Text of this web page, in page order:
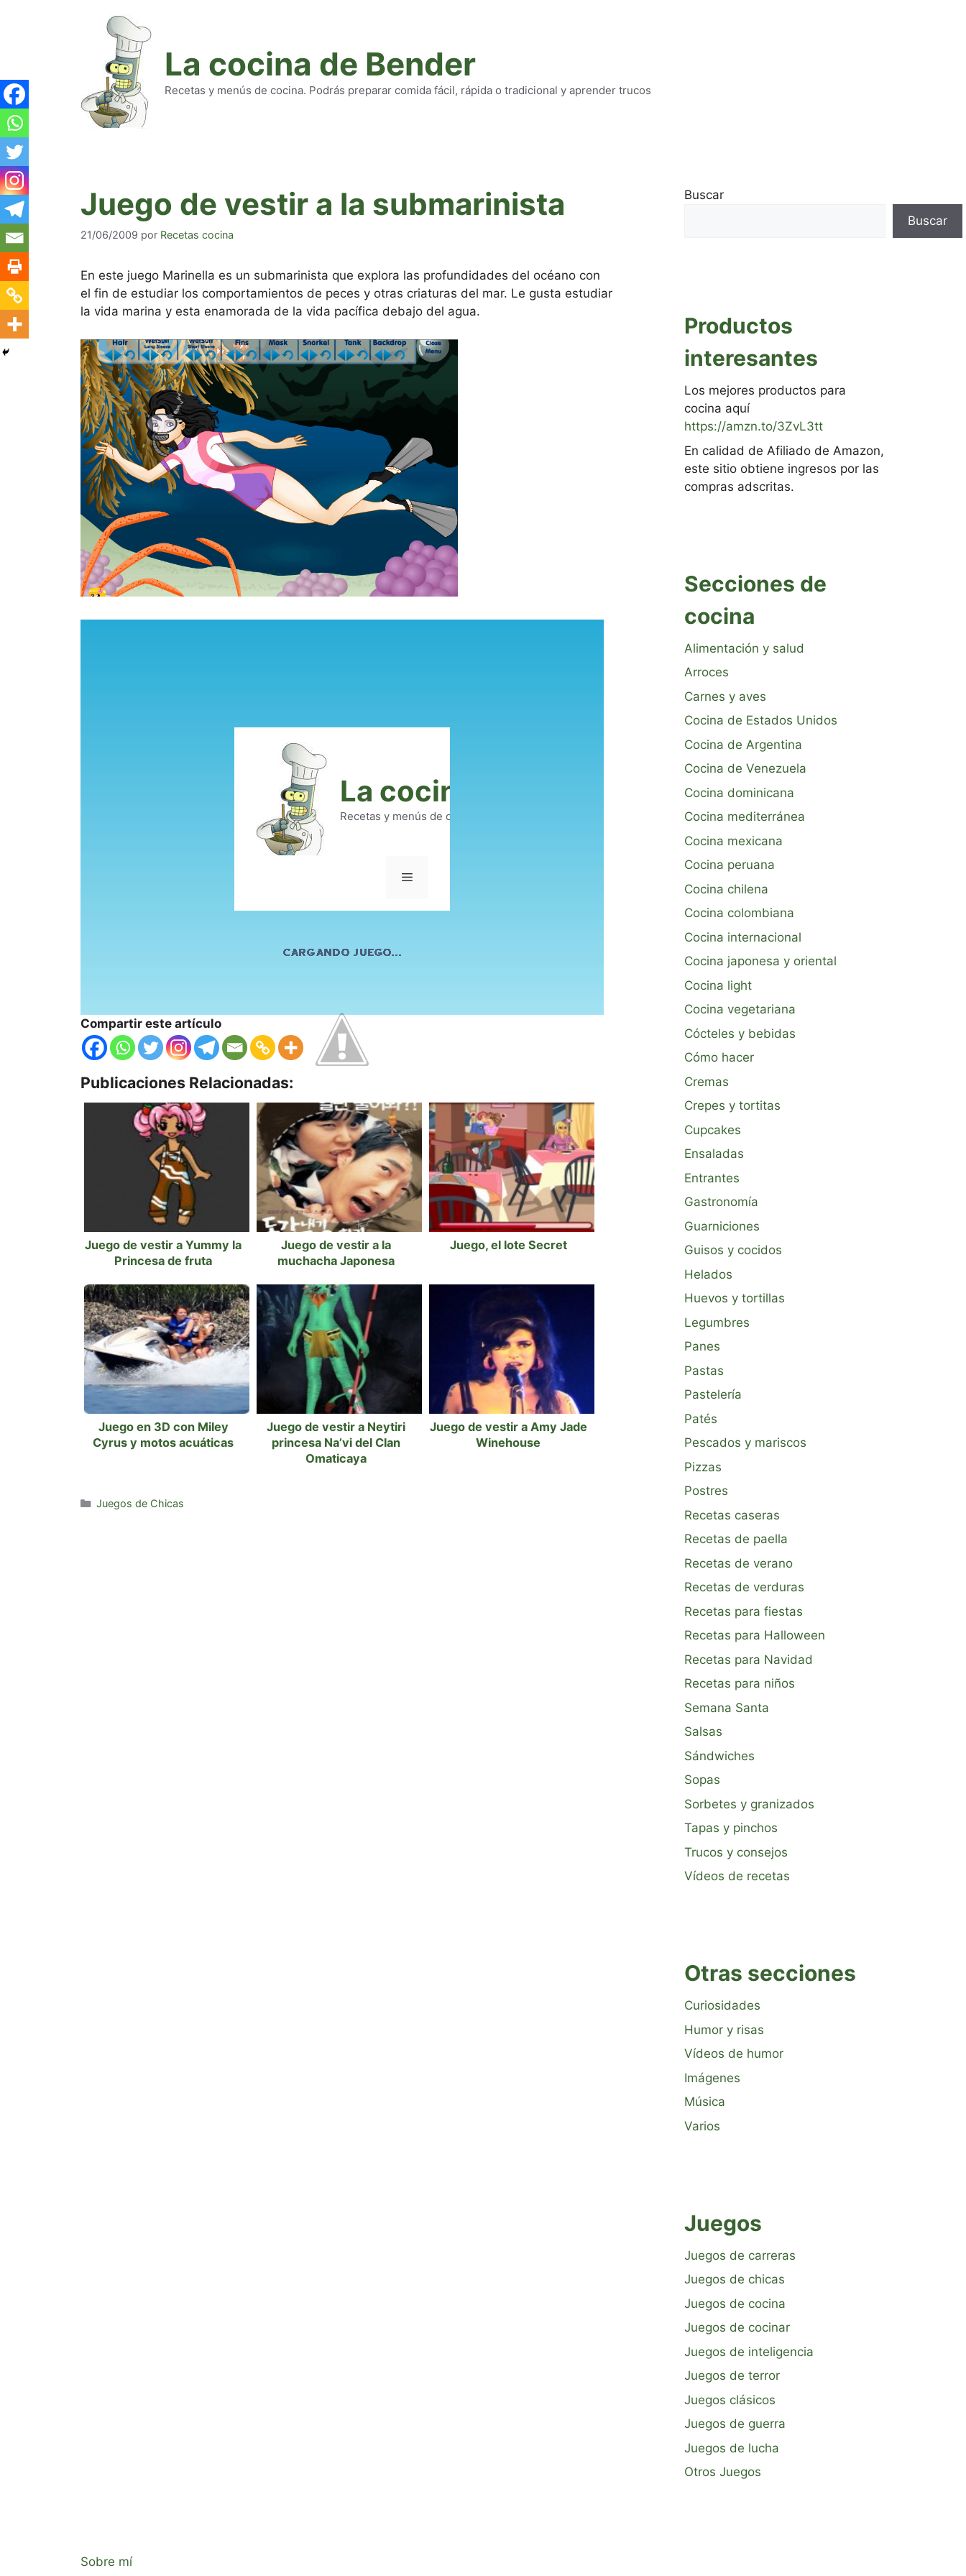
La cocina de Bender
Recetas y menús de cocina. Podrás preparar comida fácil, rápida o tradicional y aprender trucos
Juego de vestir a la submarinista
21/06/2009 por Recetas cocina
En este juego Marinella es un submarinista que explora las profundidades del océano con
el fin de estudiar los comportamientos de peces y otras criaturas del mar. Le gusta estudiar
la vida marina y esta enamorada de la vida pacífica debajo del agua.
Compartir este artículo
Publicaciones Relacionadas:
Juego de vestir a Yummy la
Princesa de fruta
Juego de vestir a la
muchacha Japonesa
Juego, el lote Secret
Juego en 3D con Miley
Cyrus y motos acuáticas
Juego de vestir a Neytiri
princesa Na’vi del Clan
Omaticaya
Juego de vestir a Amy Jade
Winehouse
Categorías
Juegos de Chicas
Buscar
Buscar
Productos
interesantes
Los mejores productos para
cocina aquí
https://amzn.to/3ZvL3tt
En calidad de Afiliado de Amazon,
este sitio obtiene ingresos por las
compras adscritas.
Secciones de
cocina
Alimentación y salud
Arroces
Carnes y aves
Cocina de Estados Unidos
Cocina de Argentina
Cocina de Venezuela
Cocina dominicana
Cocina mediterránea
Cocina mexicana
Cocina peruana
Cocina chilena
Cocina colombiana
Cocina internacional
Cocina japonesa y oriental
Cocina light
Cocina vegetariana
Cócteles y bebidas
Cómo hacer
Cremas
Crepes y tortitas
Cupcakes
Ensaladas
Entrantes
Gastronomía
Guarniciones
Guisos y cocidos
Helados
Huevos y tortillas
Legumbres
Panes
Pastas
Pastelería
Patés
Pescados y mariscos
Pizzas
Postres
Recetas caseras
Recetas de paella
Recetas de verano
Recetas de verduras
Recetas para fiestas
Recetas para Halloween
Recetas para Navidad
Recetas para niños
Semana Santa
Salsas
Sándwiches
Sopas
Sorbetes y granizados
Tapas y pinchos
Trucos y consejos
Vídeos de recetas
Otras secciones
Curiosidades
Humor y risas
Vídeos de humor
Imágenes
Música
Varios
Juegos
Juegos de carreras
Juegos de chicas
Juegos de cocina
Juegos de cocinar
Juegos de inteligencia
Juegos de terror
Juegos clásicos
Juegos de guerra
Juegos de lucha
Otros Juegos
Sobre mí